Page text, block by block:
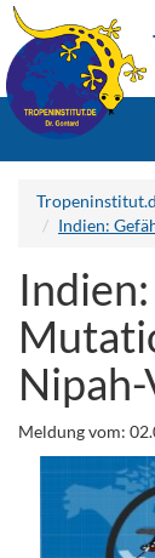
Indien:
Meldung vom: